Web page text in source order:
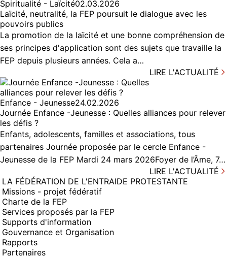
Spiritualité - Laïcité02.03.2026
Laïcité, neutralité, la FEP poursuit le dialogue avec les
pouvoirs publics
La promotion de la laïcité et une bonne compréhension de
ses principes d'application sont des sujets que travaille la
FEP depuis plusieurs années. Cela a…
LIRE L'ACTUALITÉ
Enfance - Jeunesse24.02.2026
Journée Enfance -Jeunesse : Quelles alliances pour relever
les défis ?
Enfants, adolescents, familles et associations, tous
partenaires Journée proposée par le cercle Enfance -
Jeunesse de la FEP Mardi 24 mars 2026Foyer de l’Âme, 7…
LIRE L'ACTUALITÉ
LA FÉDÉRATION DE L'ENTRAIDE PROTESTANTE
Missions - projet fédératif
Charte de la FEP
Services proposés par la FEP
Supports d'information
Gouvernance et Organisation
Rapports
Partenaires